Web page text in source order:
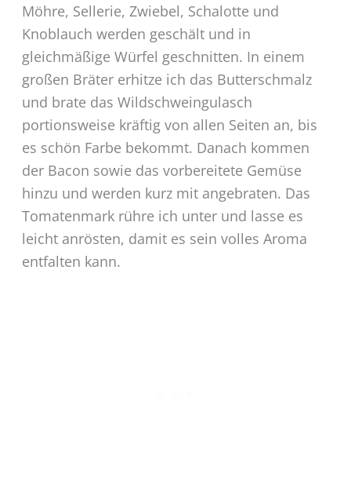
Möhre, Sellerie, Zwiebel, Schalotte und
Knoblauch werden geschält und in
gleichmäßige Würfel geschnitten. In einem
großen Bräter erhitze ich das Butterschmalz
und brate das Wildschweingulasch
portionsweise kräftig von allen Seiten an, bis
es schön Farbe bekommt. Danach kommen
der Bacon sowie das vorbereitete Gemüse
hinzu und werden kurz mit angebraten. Das
Tomatenmark rühre ich unter und lasse es
leicht anrösten, damit es sein volles Aroma
entfalten kann.